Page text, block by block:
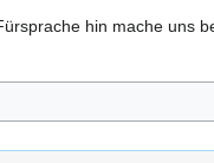
hin mache uns